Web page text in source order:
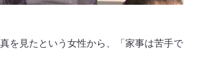
を見たという女性から、「家事は苦手で